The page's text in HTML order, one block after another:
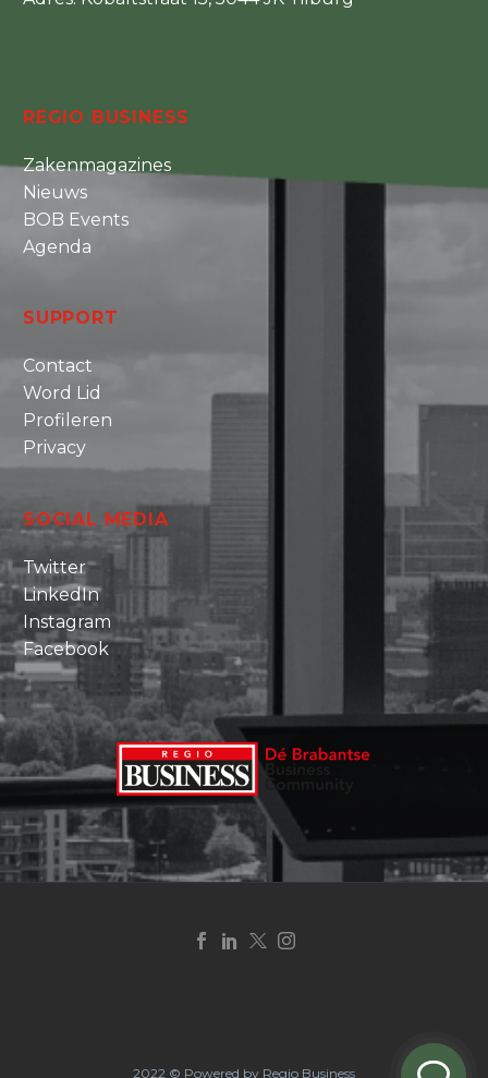
REGIO BUSINESS
Zakenmagazines
Nieuws
BOB Events
Agenda
SUPPORT
Contact
Word Lid
Profileren
Privacy
SOCIAL MEDIA
Twitter
LinkedIn
Instagram
Facebook
2022 © Powered by Regio Business